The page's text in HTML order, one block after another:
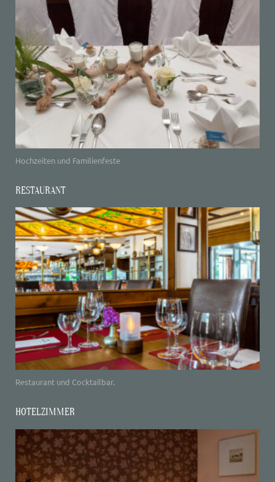
Hochzeiten und Familienfeste
RESTAURANT
Restaurant und Cocktailbar.
HOTELZIMMER